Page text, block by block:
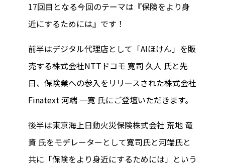
17回目となる今回のテーマは『保険をより身
近にするためには』です！
前半はデジタル代理店として「AIほけん」を販
売する株式会社NTTドコモ 寛司 久人 氏と先
日、保険業への参入をリリースされた株式会社
Finatext 河端 一寛 氏にご登壇いただきます。
後半は東京海上日動火災保険株式会社 荒地 竜
資 氏をモデレーターとして寛司氏と河端氏と
共に「保険をより身近にするためには」という